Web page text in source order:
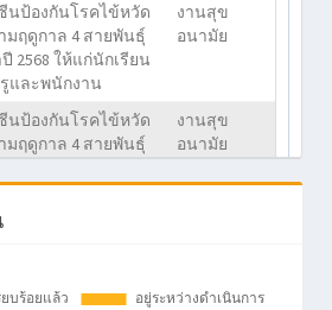
นป้องกันโรคไข้หวัด
ฤดูกาล 4 สายพันธ์ุ
2568 ให้แก่นักเรียน
และพนักงาน
งานสุข
อนามัย
นป้องกันโรคไข้หวัด
ฤดูกาล 4 สายพันธ์ุ
และพนักงาน
งานสุข
อนามัย
นป้องกันโรคไข้หวัด
และพนักงาน